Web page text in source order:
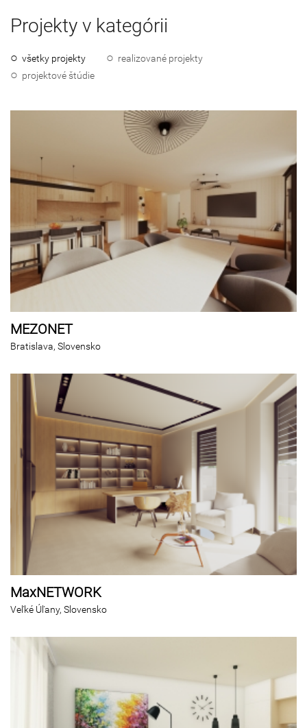
Projekty v kategórii
všetky projekty
realizované projekty
projektové štúdie
MEZONET
Bratislava, Slovensko
MaxNETWORK
Veľké Úľany, Slovensko